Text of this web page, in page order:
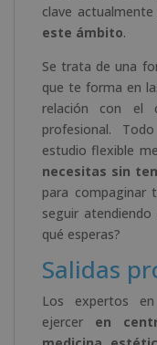
clave actualmente
este ámbito.
Se trata de una
que te forma en
relación con el
profesional.
estudio flexible
necesitas sin
para compaginar
seguir atendiendo
qué esperas?
Salidas
Los expertos
ejercer en